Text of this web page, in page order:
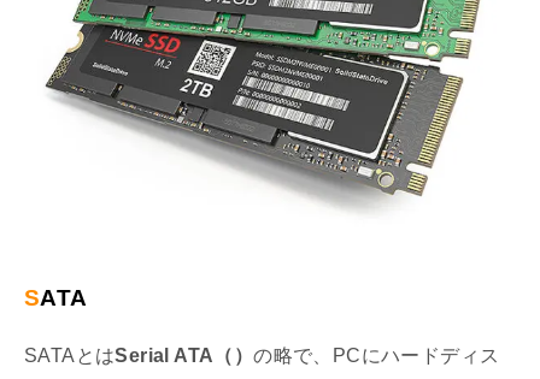
SATA
SATAとはSerial ATA（）の略で、PCにハードディス